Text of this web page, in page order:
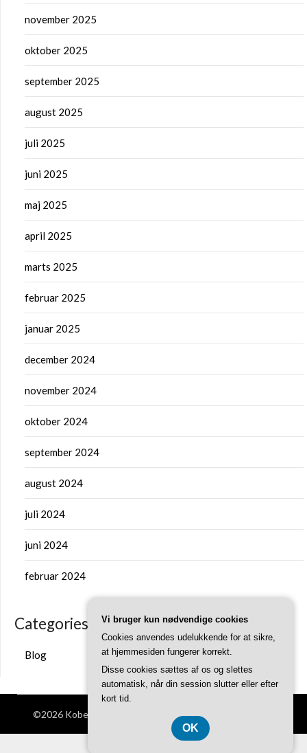
november 2025
oktober 2025
september 2025
august 2025
juli 2025
juni 2025
maj 2025
april 2025
marts 2025
februar 2025
januar 2025
december 2024
november 2024
oktober 2024
september 2024
august 2024
juli 2024
juni 2024
februar 2024
Categories
Blog
©2026 Kobenhavnergron.dk | Theme by
CVR DK-3740 7739
Vi bruger kun nødvendige cookies
Cookies anvendes udelukkende for at sikre,
at hjemmesiden fungerer korrekt.
Disse cookies sættes af os og slettes
automatisk, når din session slutter eller efter
kort tid.
OK